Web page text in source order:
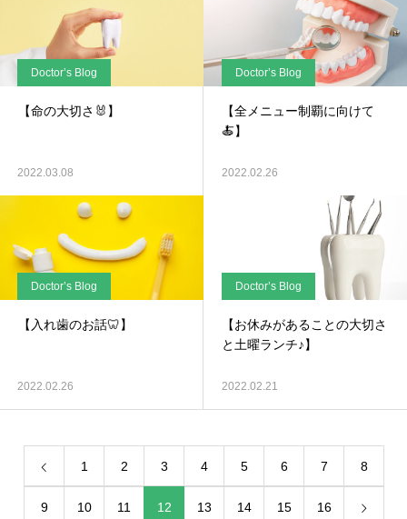
Doctor’s Blog
【命の大切さ🐰】
2022.03.08
Doctor’s Blog
【全メニュー制覇に向けて
🍝】
2022.02.26
Doctor’s Blog
【入れ歯のお話🦷】
2022.02.26
Doctor’s Blog
【お休みがあることの大切さ
と土曜ランチ♪】
2022.02.21
1 2 3 4 5 6 7 8
9 10 11 12 13 14 15 16